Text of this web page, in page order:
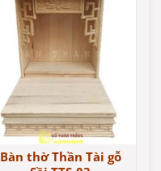
Bàn thờ Thần Tài gỗ